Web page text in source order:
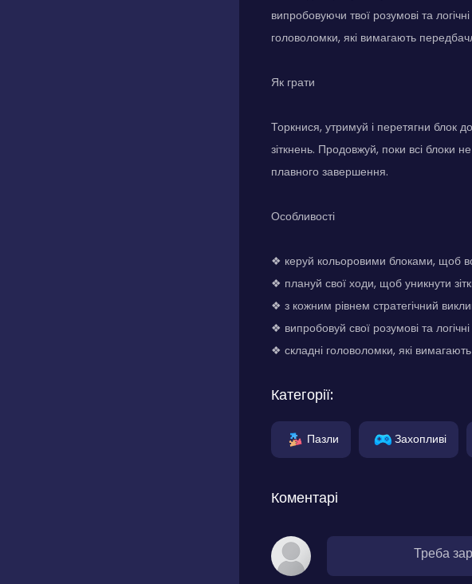
випробовуючи твої розумові та
головоломки, які вимагають
Як грати
Торкнися, утримуй і перетягни блок
зіткнень. Продовжуй, поки всі блоки
плавного завершення.
Особливості
❖ керуй кольоровими блоками, щоб
❖ плануй свої ходи, щоб уникнути
❖ з кожним рівнем стратегічний
❖ випробовуй свої розумові та логічні
❖ складні головоломки, які
Категорії:
Пазли Захопливі
Коментарі
Треба